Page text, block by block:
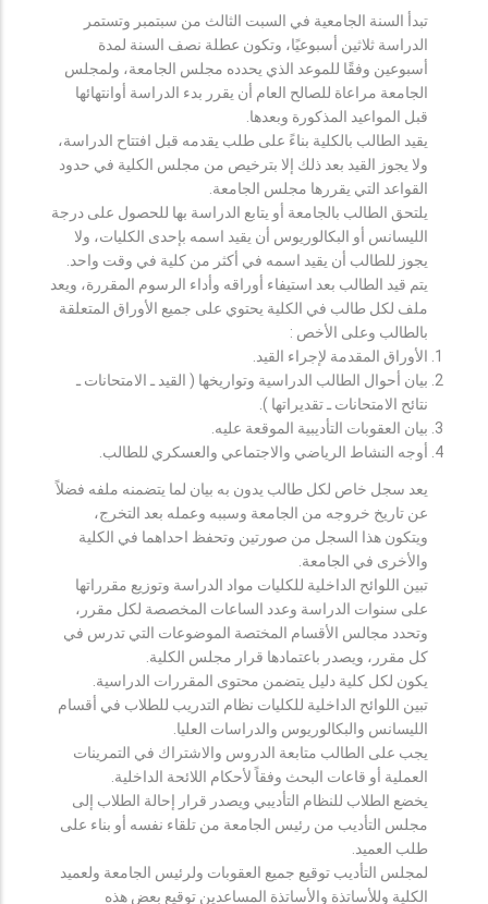
تبدأ السنة الجامعية في السبت الثالث من سبتمبر وتستمر
الدراسة ثلاثين أسبوعيًا، وتكون عطلة نصف السنة لمدة
أسبوعين وفقًا للموعد الذي يحدده مجلس الجامعة، ولمجلس
الجامعة مراعاة للصالح العام أن يقرر بدء الدراسة أوانتهائها
قبل المواعيد المذكورة وبعدها.
يقيد الطالب بالكلية بناءً على طلب يقدمه قبل افتتاح الدراسة،
ولا يجوز القيد بعد ذلك إلا بترخيص من مجلس الكلية في حدود
القواعد التي يقررها مجلس الجامعة.
يلتحق الطالب بالجامعة أو يتابع الدراسة بها للحصول على درجة
الليسانس أو البكالوريوس أن يقيد اسمه بإحدى الكليات، ولا
يجوز للطالب أن يقيد اسمه في أكثر من كلية في وقت واحد.
يتم قيد الطالب بعد استيفاء أوراقه وأداء الرسوم المقررة، ويعد
ملف لكل طالب في الكلية يحتوي على جميع الأوراق المتعلقة
بالطالب وعلى الأخص :
الأوراق المقدمة لإجراء القيد.
بيان أحوال الطالب الدراسية وتواريخها ( القيد ـ الامتحانات ـ
نتائح الامتحانات ـ تقديراتها ).
بيان العقوبات التأديبية الموقعة عليه.
أوجه النشاط الرياضي والاجتماعي والعسكري للطالب.
يعد سجل خاص لكل طالب يدون به بيان لما يتضمنه ملفه فضلاً
عن تاريخ خروجه من الجامعة وسببه وعمله بعد التخرج،
ويتكون هذا السجل من صورتين وتحفظ احداهما في الكلية
والأخرى في الجامعة.
تبين اللوائح الداخلية للكليات مواد الدراسة وتوزيع مقرراتها
على سنوات الدراسة وعدد الساعات المخصصة لكل مقرر،
وتحدد مجالس الأقسام المختصة الموضوعات التي تدرس في
كل مقرر، ويصدر باعتمادها قرار مجلس الكلية.
يكون لكل كلية دليل يتضمن محتوى المقررات الدراسية.
تبين اللوائح الداخلية للكليات نظام التدريب للطلاب في أقسام
الليسانس والبكالوريوس والدراسات العليا.
يجب على الطالب متابعة الدروس والاشتراك في التمرينات
العملية أو قاعات البحث وفقاً لأحكام اللائحة الداخلية.
يخضع الطلاب للنظام التأديبي ويصدر قرار إحالة الطلاب إلى
مجلس التأديب من رئيس الجامعة من تلقاء نفسه أو بناء على
طلب العميد.
لمجلس التأديب توقيع جميع العقوبات ولرئيس الجامعة ولعميد
الكلية وللأساتذة والأساتذة المساعدين توقيع بعض هذه